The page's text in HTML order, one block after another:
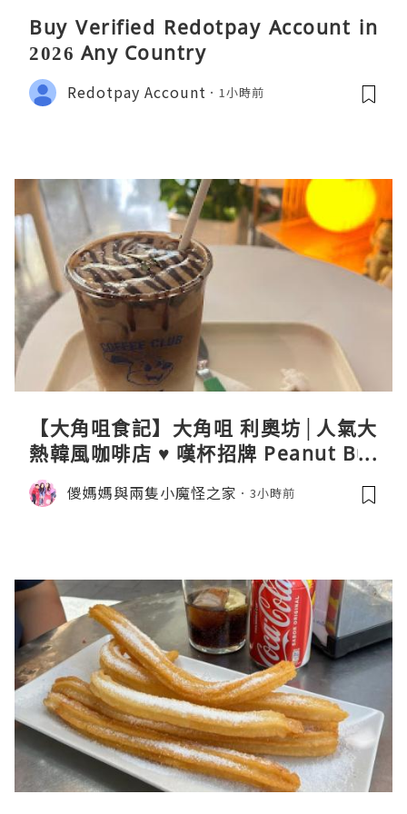
Buy Verified Redotpay Account in
2026 Any Country
Redotpay Account 1小時前
【大角咀食記】大角咀 利奧坊│人氣大
熱韓風咖啡店 ♥ 嘆杯招牌 Peanut But
ter Cream Latte ♥ Cozy Cream Cor
ner 儍媽媽與兩隻小魔怪之家 3小時前